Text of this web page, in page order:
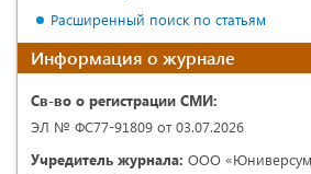
Расширенный поиск по статьям
Информация о журнале
Св-во о регистрации СМИ:
ЭЛ № ФС77-91809 от 03.07.2026
Учредитель журнала: ООО